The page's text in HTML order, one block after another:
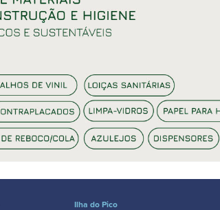
Ilha do Pico